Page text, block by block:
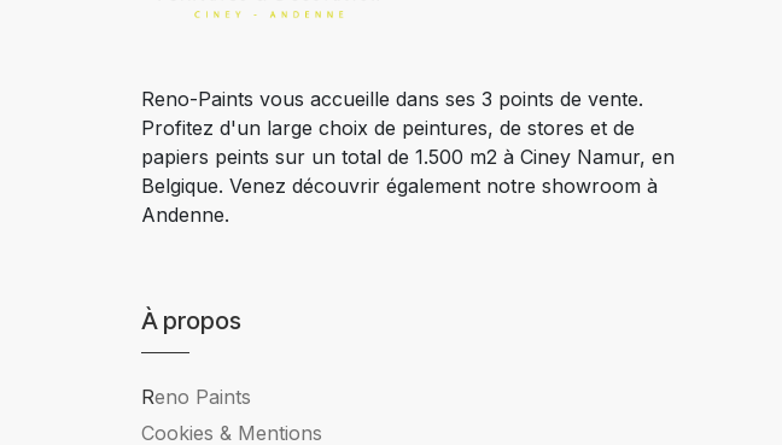
Reno-Paints vous accueille dans ses 3 points de vente.
Profitez d'un large choix de peintures, de stores et de
papiers peints sur un total de 1.500 m2 à Ciney Namur, en
Belgique. Venez découvrir également notre showroom à
Andenne.
À propos
Reno Paints
Cookies & Mentions